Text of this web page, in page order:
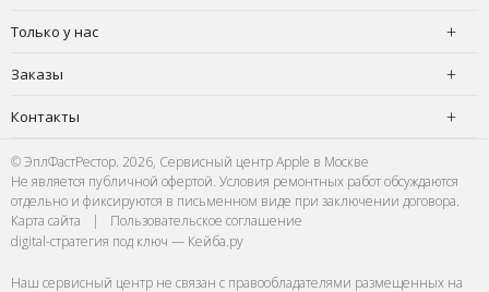
Только у нас
Заказы
Контакты
© ЭплФастРестор. 2026, Сервисный центр Apple в Москве
Не является публичной офертой. Условия ремонтных работ обсуждаются
отдельно и фиксируются в письменном виде при заключении договора.
Карта сайта
|
Пользовательское соглашение
digital-стратегия под ключ — Кейба.ру
Наш сервисный центр не связан с правообладателями размещенных на